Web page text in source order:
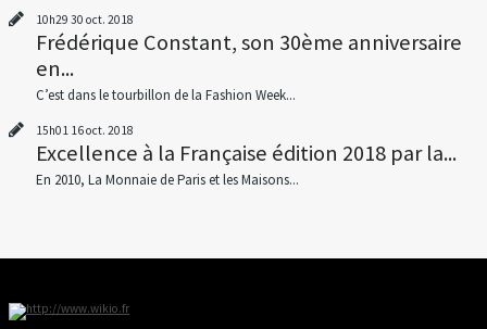
10h29 30 oct. 2018
Frédérique Constant, son 30ème anniversaire
en...
C’est dans le tourbillon de la Fashion Week...
15h01 16oct. 2018
Excellence à la Française édition 2018 par la...
En 2010, La Monnaie de Paris et les Maisons...